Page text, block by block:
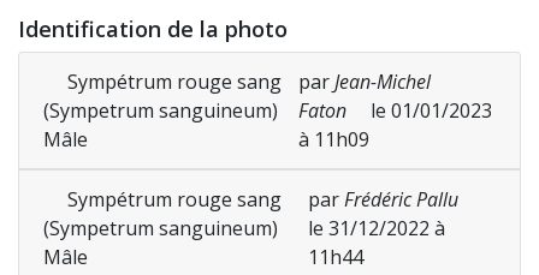
Identification de la photo
Sympétrum rouge sang
(Sympetrum sanguineum)
Mâle
parJean-Michel
Faton
le 01/01/2023
à 11h09
Sympétrum rouge sang
(Sympetrum sanguineum)
Mâle
parFrédéric Pallu
le 31/12/2022 à
11h44